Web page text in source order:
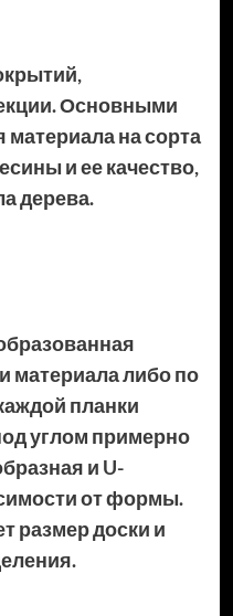
Основными
на сорта
и ее качество,
дерева.
материала либо по
планки
углом примерно
и U-
от формы.
размер доски и